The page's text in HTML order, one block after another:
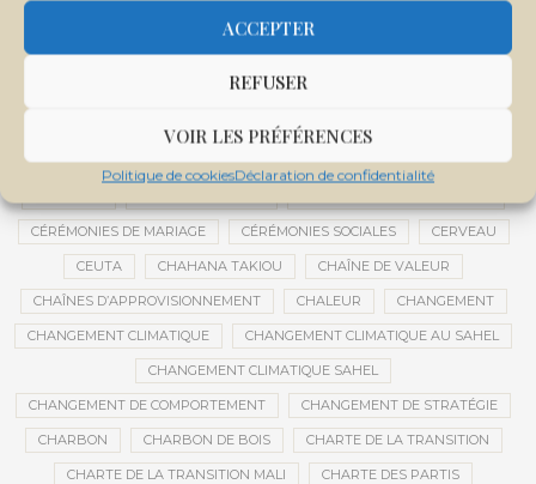
ACCEPTER
REFUSER
VOIR LES PRÉFÉRENCES
Politique de cookiesDéclaration de confidentialité
CENTRE DE SANTÉ COMMUNAUTAIRE
CENTRE INTERNATIONAL DE CONFÉRENCES DE BAMAKO
CENTRE MALI
CENTRE NATIONAL DES EXAMENS ET CONCOURS DE L’ÉDUCATION
CENTRES DE DONNÉES CERCLE DE RÉFLEXION À DISTANCE
CÉRÉMONIES DE MARIAGE CÉRÉMONIES SOCIALES CERVEAU
CEUTA CHAHANA TAKIOU CHAÎNE DE VALEUR
CHAÎNES D’APPROVISIONNEMENT CHALEUR CHANGEMENT
CHANGEMENT CLIMATIQUE CHANGEMENT CLIMATIQUE AU SAHEL
CHANGEMENT CLIMATIQUE SAHEL
CHANGEMENT DE COMPORTEMENT CHANGEMENT DE STRATÉGIE
CHARBON CHARBON DE BOIS CHARTE DE LA TRANSITION
CHARTE DE LA TRANSITION MALI CHARTE DES PARTIS